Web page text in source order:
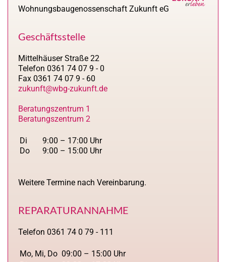
Wohnungsbaugenossenschaft Zukunft eG
Geschäftsstelle
Mittelhäuser Straße 22
Telefon 0361 74 07 9 - 0
Fax 0361 74 07 9 - 60
zukunft@wbg-zukunft.de
Beratungszentrum 1
Beratungszentrum 2
Di
Do
9:00 – 17:00 Uhr
9:00 – 15:00 Uhr
Weitere Termine nach Vereinbarung.
REPARATURANNAHME
Telefon 0361 74 0 79 - 111
Mo, Mi, Do 09:00 – 15:00 Uhr